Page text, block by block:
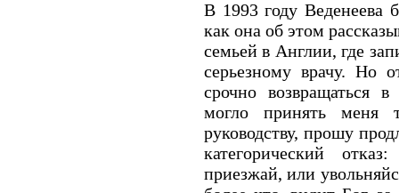
В 1993 году Веденеева
как она об этом
семьей в Англии, где
серьезному врачу. Но
срочно возвращаться
могло принять меня
руководству, прошу
категорический
приезжай, или